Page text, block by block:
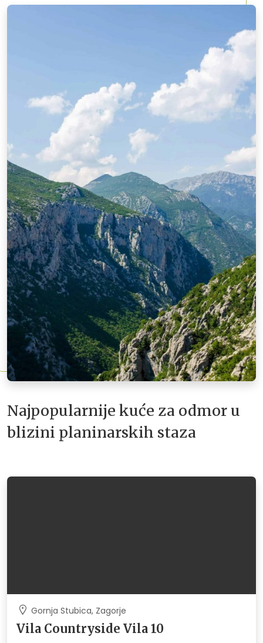
Najpopularnije kuće za odmor u
blizini planinarskih staza
Gornja Stubica, Zagorje
Vila Countryside Vila 10